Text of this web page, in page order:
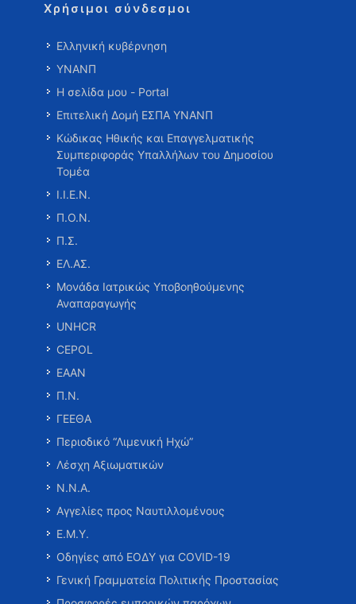
Χρήσιμοι σύνδεσμοι
Ελληνική κυβέρνηση
ΥΝΑΝΠ
Η σελίδα μου - Portal
Επιτελική Δομή ΕΣΠΑ ΥΝΑΝΠ
Κώδικας Ηθικής και Επαγγελματικής
Συμπεριφοράς Υπαλλήλων του Δημοσίου
Τομέα
Ι.Ι.Ε.Ν.
Π.Ο.Ν.
Π.Σ.
ΕΛ.ΑΣ.
Μονάδα Ιατρικώς Υποβοηθούμενης
Αναπαραγωγής
UNHCR
CEPOL
ΕΑΑΝ
Π.Ν.
ΓΕΕΘΑ
Περιοδικό “Λιμενική Ηχώ”
Λέσχη Αξιωματικών
Ν.Ν.Α.
Αγγελίες προς Ναυτιλλομένους
Ε.Μ.Υ.
Οδηγίες από ΕΟΔΥ για COVID-19
Γενική Γραμματεία Πολιτικής Προστασίας